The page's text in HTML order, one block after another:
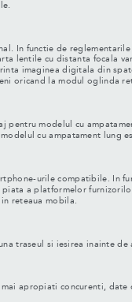
In functie de reglementarile
lentile cu distanta focala
imaginea digitala din
oricand la modul oglinda
pentru modelul cu
cu ampatament lung
urile compatibile. In
a platformelor
reteaua mobila.
traseul si iesirea inainte de
apropiati concurenti, date